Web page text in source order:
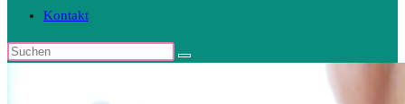
Kontakt
Diese